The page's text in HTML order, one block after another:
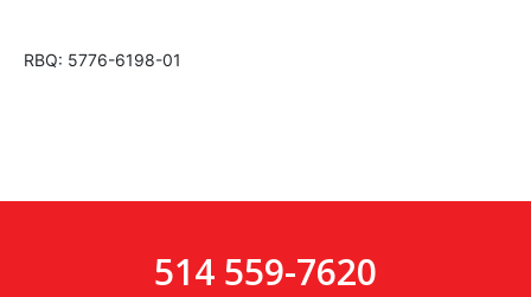
RBQ: 5776-6198-01
514 559-7620